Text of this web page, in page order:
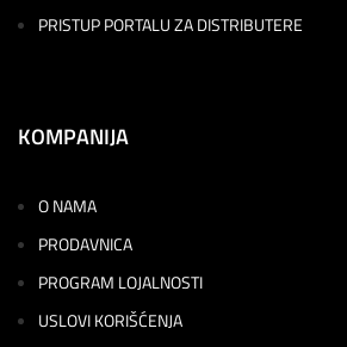
PRISTUP PORTALU ZA DISTRIBUTERE
KOMPANIJA
O NAMA
PRODAVNICA
PROGRAM LOJALNOSTI
USLOVI KORIŠĆENJA